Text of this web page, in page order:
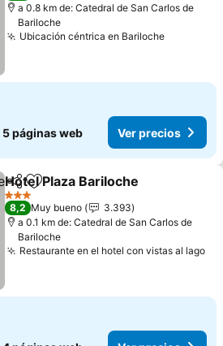
a 0.8 km de: Catedral de San Carlos de
Bariloche
Ubicación céntrica en BarilocheVer
5 páginas web Ver precios
CompartirAñadir a favoritos
Hotel Plaza Bariloche
3 Estrellas
8,2 Muy bueno
3.393
a 0.1 km de: Catedral de San Carlos de
Bariloche
Restaurante en el hotel con vistas al lago